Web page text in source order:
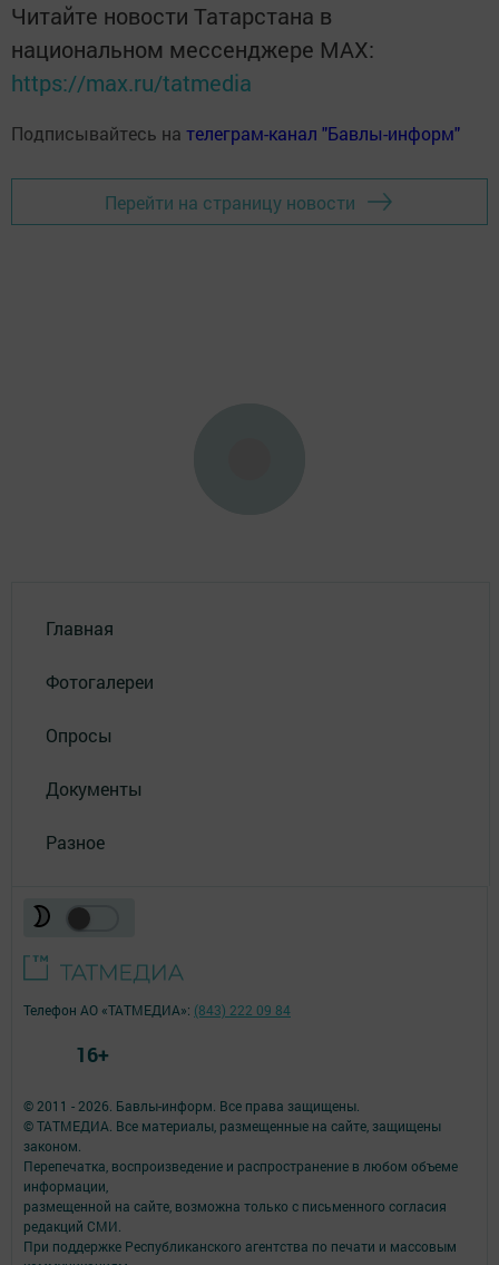
Читайте новости Татарстана в
национальном мессенджере MАХ:
https://max.ru/tatmedia
Подписывайтесь на телеграм-канал "Бавлы-информ"
Перейти на страницу новости
Главная
Фотогалереи
Опросы
Документы
Разное
© 2011 - 2026. Бавлы-информ. Все права защищены.
© ТАТМЕДИА. Все материалы, размещенные на сайте, защищены
законом.
Перепечатка, воспроизведение и распространение в любом объеме
информации,
размещенной на сайте, возможна только с письменного согласия
редакций СМИ.
При поддержке Республиканского агентства по печати и массовым
Телефон АО «ТАТМЕДИА»: (843) 222 09 84
16+